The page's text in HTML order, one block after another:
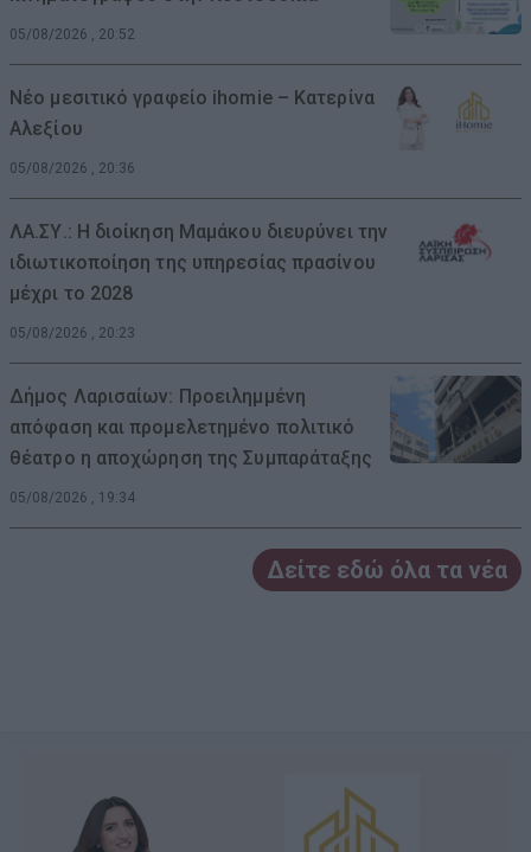
05/08/2026 , 20:52
Νέο μεσιτικό γραφείο ihomie – Κατερίνα
Αλεξίου
05/08/2026 , 20:36
ΛΑ.ΣΥ.: Η διοίκηση Μαμάκου διευρύνει την
ιδιωτικοποίηση της υπηρεσίας πρασίνου
μέχρι το 2028
05/08/2026 , 20:23
Δήμος Λαρισαίων: Προειλημμένη
απόφαση και προμελετημένο πολιτικό
θέατρο η αποχώρηση της Συμπαράταξης
05/08/2026 , 19:34
Δείτε εδώ όλα τα νέα